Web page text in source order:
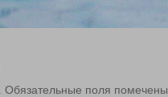
Обязательные поля помечены